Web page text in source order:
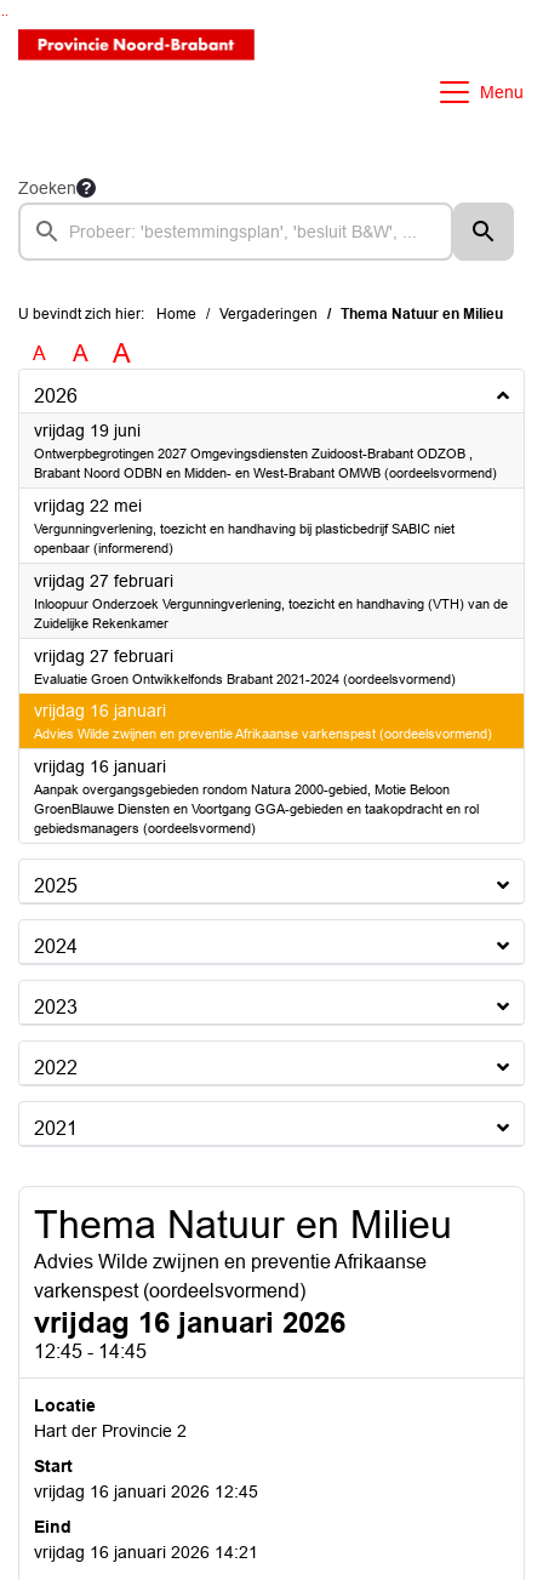
Ga naar de inhoud van deze pagina
Ga naar het zoeken
Ga naar het menu
Menu
Zoeken
U bevindt zich hier: Home Vergaderingen Thema Natuur en Milieu
A A A
2026
vrijdag 19 juni2026
Ontwerpbegrotingen 2027 Omgevingsdiensten Zuidoost-Brabant ODZOB ,
Brabant Noord ODBN en Midden- en West-Brabant OMWB (oordeelsvormend)
vrijdag 22 mei2026
Vergunningverlening, toezicht en handhaving bij plasticbedrijf SABIC niet
openbaar (informerend)
vrijdag 27 februari2026
Inloopuur Onderzoek Vergunningverlening, toezicht en handhaving (VTH) van de
Zuidelijke Rekenkamer
vrijdag 27 februari2026
Evaluatie Groen Ontwikkelfonds Brabant 2021-2024 (oordeelsvormend)
vrijdag 16 januari2026
Advies Wilde zwijnen en preventie Afrikaanse varkenspest (oordeelsvormend)
vrijdag 16 januari2026
Aanpak overgangsgebieden rondom Natura 2000-gebied, Motie Beloon
GroenBlauwe Diensten en Voortgang GGA-gebieden en taakopdracht en rol
gebiedsmanagers (oordeelsvormend)
2025
2024
2023
2022
2021
Thema Natuur en Milieu
Advies Wilde zwijnen en preventie Afrikaanse
varkenspest (oordeelsvormend)
vrijdag 16 januari 2026
12:45 - 14:45
Locatie
Hart der Provincie 2
Start
vrijdag 16 januari 2026 12:45
Eind
vrijdag 16 januari 2026 14:21